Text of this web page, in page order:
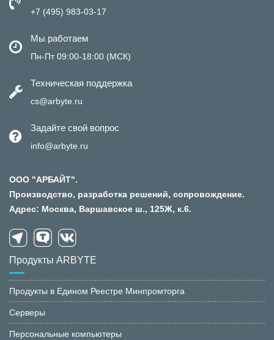
+7 (495) 983-03-17
Мы работаем
Пн-Пт 09:00-18:00 (МСК)
Техническая поддержка
cs@arbyte.ru
Задайте свой вопрос
info@arbyte.ru
ООО "АРБАЙТ".
Производство, разработка решений, сопровождение.
Адрес: Москва, Варшавское ш., 125Ж, к.6.
Продукты ARBYTE
Продукты в Едином Реестре Минпромторга
Серверы
Персональные компьютеры